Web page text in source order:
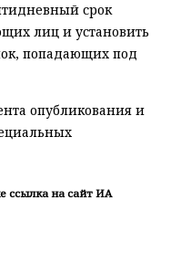
срок
лиц и установить
попадающих под
опубликования и
ссылка на сайт ИА